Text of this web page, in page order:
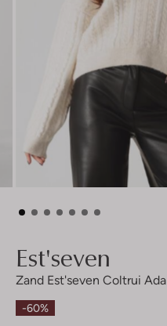
Est'seven
Zand Est'seven Coltrui Ada
-60%